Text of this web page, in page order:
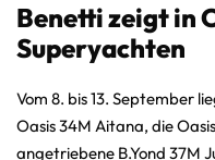
Benetti zeigt in
Superyachten
Vom 8. bis 13. September
Oasis 34M Aitana, die
angetriebene B.Yond 37M